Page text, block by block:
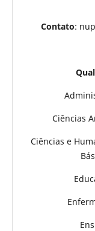
Contato:
Ciências
Ciências e